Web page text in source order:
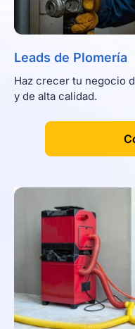
Leads de Plomería
Haz crecer tu negocio
y de alta calidad.
[